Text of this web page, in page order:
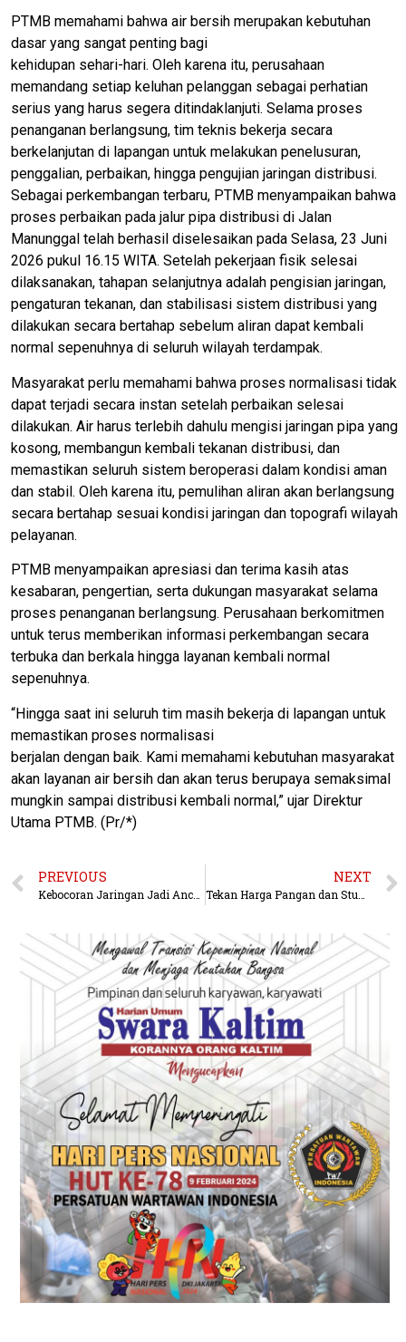
PTMB memahami bahwa air bersih merupakan kebutuhan
dasar yang sangat penting bagi
kehidupan sehari-hari. Oleh karena itu, perusahaan
memandang setiap keluhan pelanggan sebagai perhatian
serius yang harus segera ditindaklanjuti. Selama proses
penanganan berlangsung, tim teknis bekerja secara
berkelanjutan di lapangan untuk melakukan penelusuran,
penggalian, perbaikan, hingga pengujian jaringan distribusi.
Sebagai perkembangan terbaru, PTMB menyampaikan bahwa
proses perbaikan pada jalur pipa distribusi di Jalan
Manunggal telah berhasil diselesaikan pada Selasa, 23 Juni
2026 pukul 16.15 WITA. Setelah pekerjaan fisik selesai
dilaksanakan, tahapan selanjutnya adalah pengisian jaringan,
pengaturan tekanan, dan stabilisasi sistem distribusi yang
dilakukan secara bertahap sebelum aliran dapat kembali
normal sepenuhnya di seluruh wilayah terdampak.
Masyarakat perlu memahami bahwa proses normalisasi tidak
dapat terjadi secara instan setelah perbaikan selesai
dilakukan. Air harus terlebih dahulu mengisi jaringan pipa yang
kosong, membangun kembali tekanan distribusi, dan
memastikan seluruh sistem beroperasi dalam kondisi aman
dan stabil. Oleh karena itu, pemulihan aliran akan berlangsung
secara bertahap sesuai kondisi jaringan dan topografi wilayah
pelayanan.
PTMB menyampaikan apresiasi dan terima kasih atas
kesabaran, pengertian, serta dukungan masyarakat selama
proses penanganan berlangsung. Perusahaan berkomitmen
untuk terus memberikan informasi perkembangan secara
terbuka dan berkala hingga layanan kembali normal
sepenuhnya.
“Hingga saat ini seluruh tim masih bekerja di lapangan untuk
memastikan proses normalisasi
berjalan dengan baik. Kami memahami kebutuhan masyarakat
akan layanan air bersih dan akan terus berupaya semaksimal
mungkin sampai distribusi kembali normal,” ujar Direktur
Utama PTMB. (Pr/*)
PREVIOUS NEXT